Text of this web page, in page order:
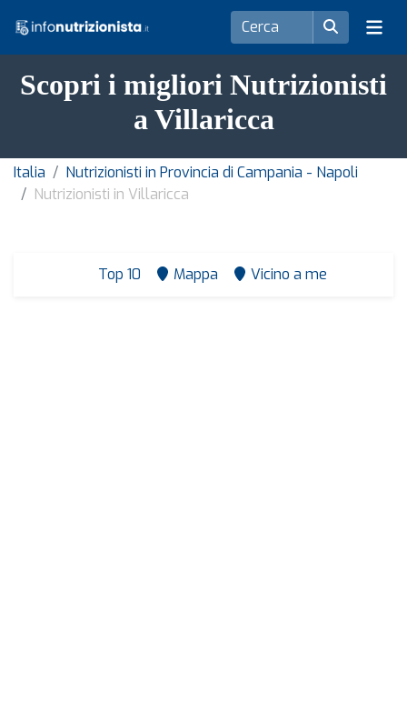
Scopri i migliori Nutrizionisti
a Villaricca
Italia
Nutrizionisti in Provincia di Campania - Napoli
Nutrizionisti in Villaricca
Top 10 Mappa Vicino a me